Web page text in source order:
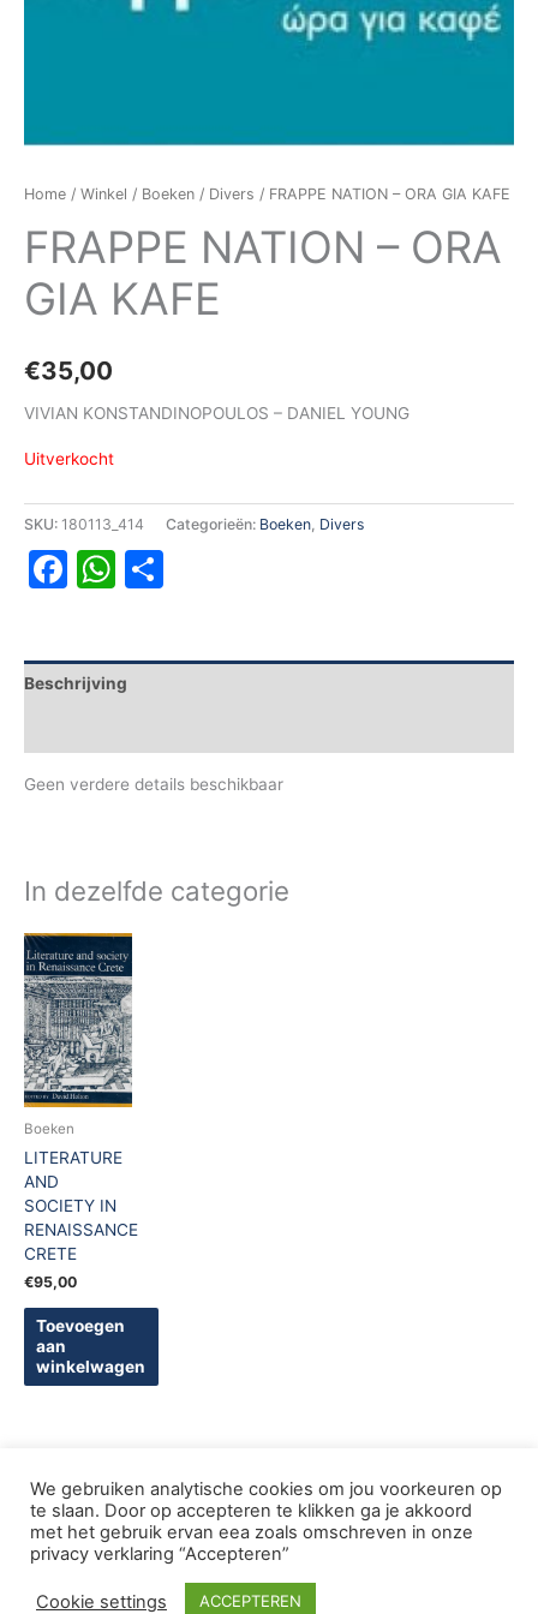
Home / Winkel / Boeken / Divers / FRAPPE NATION – ORA GIA KAFE
FRAPPE NATION – ORA
GIA KAFE
€35,00
VIVIAN KONSTANDINOPOULOS – DANIEL YOUNG
Uitverkocht
SKU: 180113_414 Categorieën: Boeken, Divers
Facebook
WhatsApp
Beschrijving
Geen verdere details beschikbaar
In dezelfde categorie
Boeken
LITERATURE
AND
SOCIETY IN
RENAISSANCE
CRETE
€95,00
Toevoegen
aan
winkelwagen
Copyright © 2005-2026 De Griekse Wereld | Design
deWebShopFactory
We gebruiken analytische cookies om jou voorkeuren op
te slaan. Door op accepteren te klikken ga je akkoord
met het gebruik ervan eea zoals omschreven in onze
privacy verklaring “Accepteren”
Cookie settings ACCEPTEREN